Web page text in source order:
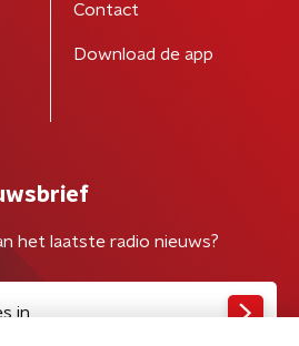
Contact
Download de app
het laatste radio nieuws?